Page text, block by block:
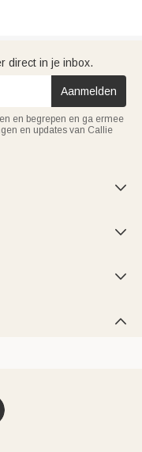
direct in je inbox.
Aanmelden
en begrepen en ga ermee
en updates van Callie



